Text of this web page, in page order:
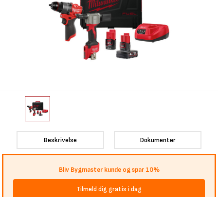
Beskrivelse Dokumenter
Bliv Bygmaster kunde og spar 10%
Tilmeld dig gratis i dag